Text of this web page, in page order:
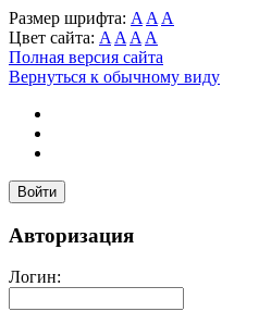
Размер шрифта: A A A
Цвет сайта: A A A A
Полная версия сайта
Вернуться к обычному виду
Войти
Авторизация
Логин: